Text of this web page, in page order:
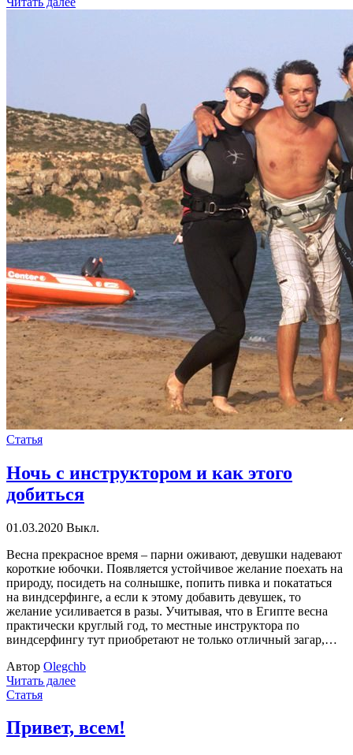
Статья
Ночь с инструктором и как этого
добиться
01.03.2020 Выкл.
Весна прекрасное время – парни оживают, девушки надевают
короткие юбочки. Появляется устойчивое желание поехать на
природу, посидеть на солнышке, попить пивка и покататься
на виндсерфинге, а если к этому добавить девушек, то
желание усиливается в разы. Учитывая, что в Египте весна
практически круглый год, то местные инструктора по
виндсерфингу тут приобретают не только отличный загар,…
Автор Olegchb
Читать далее
Статья
Привет, всем!